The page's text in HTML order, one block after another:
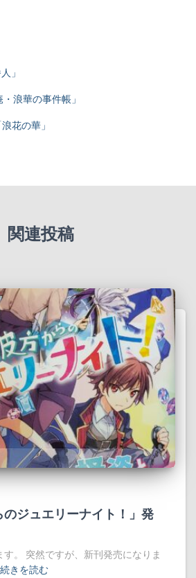
」
浪華の事件帳」
花の華」
関連投稿
ジュエリーナイト！」発
す。 突然ですが、新刊発売になりま
続きを読む